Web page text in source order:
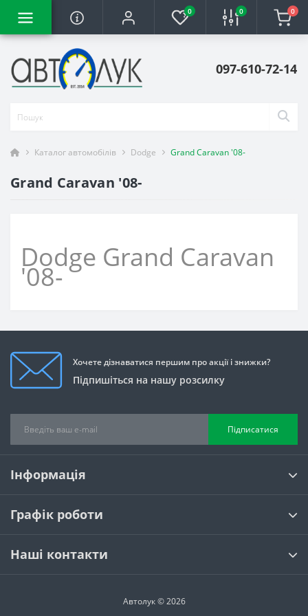
0 0 0
097-610-72-14
Каталог автомобілів Dodge Grand Caravan '08-
Grand Caravan '08-
Dodge Grand Caravan
'08-
Хочете дізнаватися першим про акції і знижки?
Підпишіться на нашу розсилку
Підписатися
Інформація
Графік роботи
Наші контакти
Автолук © 2026